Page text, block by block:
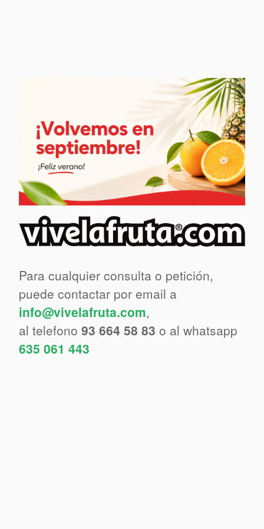
Para cualquier consulta o petición,
puede contactar por email a
info@vivelafruta.com,
al telefono 93 664 58 83 o al whatsapp
635 061 443